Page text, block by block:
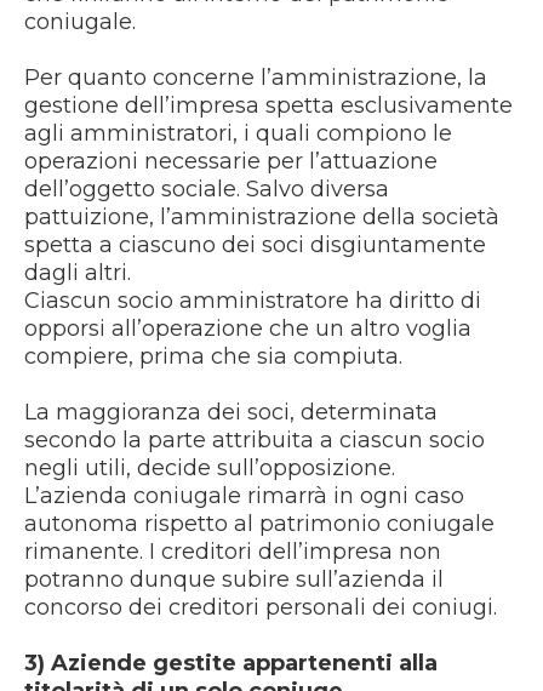
coniugale.
Per quanto concerne l’amministrazione, la
gestione dell’impresa spetta esclusivamente
agli amministratori, i quali compiono le
operazioni necessarie per l’attuazione
dell’oggetto sociale. Salvo diversa
pattuizione, l’amministrazione della società
spetta a ciascuno dei soci disgiuntamente
dagli altri.
Ciascun socio amministratore ha diritto di
opporsi all’operazione che un altro voglia
compiere, prima che sia compiuta.
La maggioranza dei soci, determinata
secondo la parte attribuita a ciascun socio
negli utili, decide sull’opposizione.
L’azienda coniugale rimarrà in ogni caso
autonoma rispetto al patrimonio coniugale
rimanente. I creditori dell’impresa non
potranno dunque subire sull’azienda il
concorso dei creditori personali dei coniugi.
3) Aziende gestite appartenenti alla